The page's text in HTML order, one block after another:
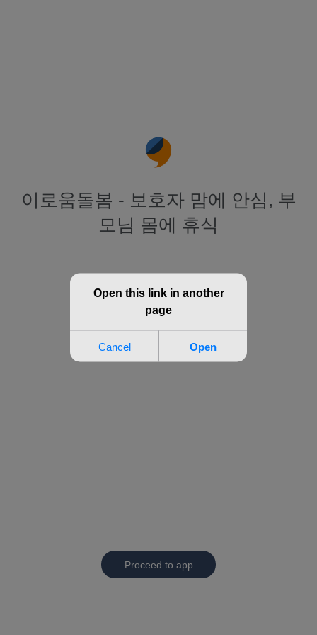
이로움돌봄 - 보호자 맘에 안심, 부
모님 몸에 휴식
Proceed to app